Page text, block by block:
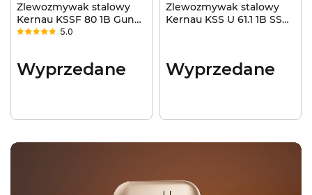
Zlewozmywak stalowy
Kernau KSSF 80 1B Gun
Metal
5.0
Wyprzedane
Zlewozmywak stalowy
Kernau KSS U 61.1 1B SS
Wyprzedane